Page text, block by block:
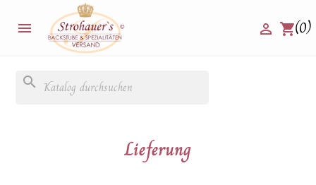
 shopping_cart(0)

search
Lieferung